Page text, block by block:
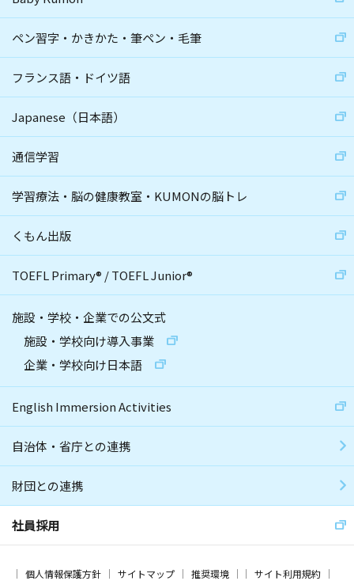
ペン習字・かきかた・筆ペン・毛筆
フランス語・ドイツ語
Japanese（日本語）
通信学習
学習療法・脳の健康教室・KUMONの脳トレ
くもん出版
TOEFL Primary® /TOEFL Junior®
施設・学校・企業での公文式
施設・学校向け導入事業
企業・学校向け日本語
English Immersion Activities
自治体・省庁との連携
財団との連携
社員採用
個人情報保護方針 サイトマップ 推奨環境 サイト利用規約